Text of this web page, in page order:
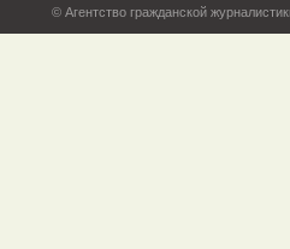
© Агентство гражданской